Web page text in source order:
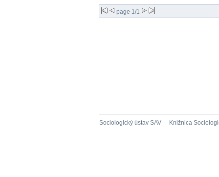
page 1/1
Sociologický ústav SAV Knižnica